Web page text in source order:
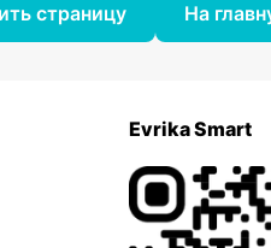
страницу На
Evrika Smart